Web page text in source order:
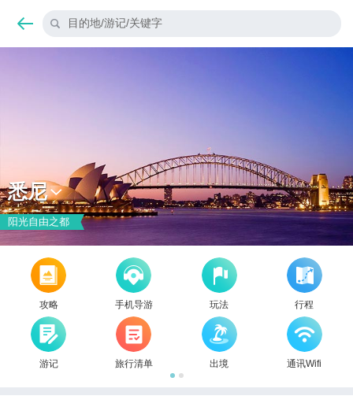
目的地/游记/关键字
悉尼
阳光自由之都
攻略 手机导游 玩法 行程
游记 旅行清单 出境 通讯Wifi